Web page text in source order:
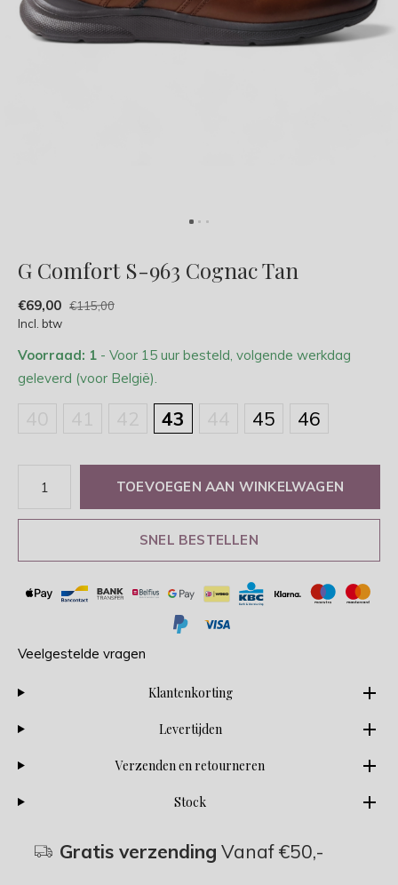
G Comfort S-963 Cognac Tan
€69,00 €115,00
Incl. btw
Voorraad: 1 - Voor 15 uur besteld, volgende werkdag
geleverd (voor België).
43 45 46
TOEVOEGEN AAN WINKELWAGEN
SNEL BESTELLEN
Veelgestelde vragen
Klantenkorting
Levertijden
Verzenden en retourneren
Stock
Gratis verzending Vanaf €50,-